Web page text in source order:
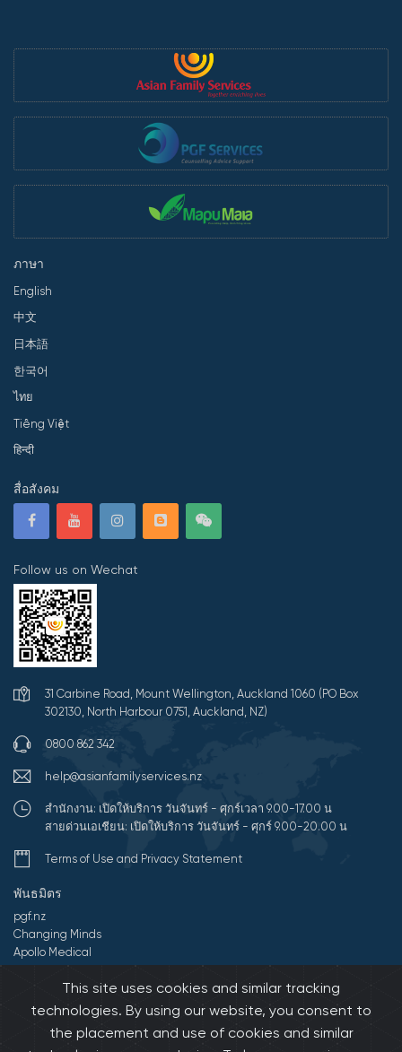
ภาษา
English
中文
日本語
한국어
ไทย
Tiếng Việt
हिन्दी
สื่อสังคม
Follow us on Wechat
31 Carbine Road, Mount Wellington, Auckland 1060 (PO Box
302130, North Harbour 0751, Auckland, NZ)
0800 862 342
help@asianfamilyservices.nz
สำนักงาน: เปิดให้บริการ วันจันทร์ - ศุกร์เวลา 9.00-17.00 น
สายด่วนเอเชียน: เปิดให้บริการ วันจันทร์ - ศุกร์ 9.00-20.00 น
Terms of Use and Privacy Statement
พันธมิตร
pgf.nz
Changing Minds
Apollo Medical
Aoake te Ra
E Tipu E Rea
This site uses cookies and similar tracking
technologies. By using our website, you consent to
the placement and use of cookies and similar